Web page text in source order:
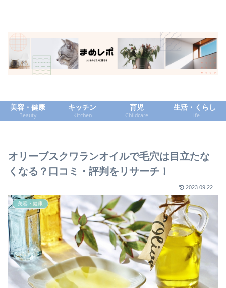
美容・健康
Beauty
キッチン
Kitchen
育児
Childcare
生活・くらし
Life
オリーブスクワランオイルで毛穴は目立たな
くなる？口コミ・評判をリサーチ！
2023.09.22
美容・健康